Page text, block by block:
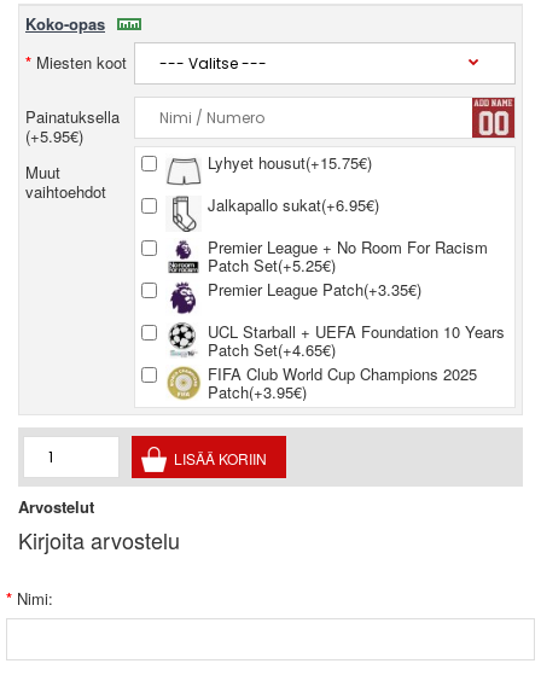
Koko-opas
Miesten koot
Painatuksella
(+5.95€)
Muut
vaihtoehdot
Lyhyet housut(+15.75€)
Jalkapallo sukat(+6.95€)
Premier League + No Room For Racism
Patch Set(+5.25€)
Premier League Patch(+3.35€)
UCL Starball + UEFA Foundation 10 Years
Patch Set(+4.65€)
FIFA Club World Cup Champions 2025
Patch(+3.95€)
Arvostelut
Kirjoita arvostelu
Nimi: